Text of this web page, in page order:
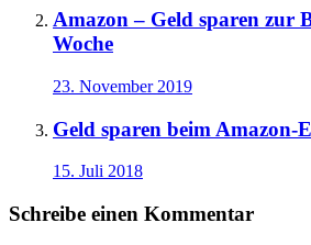
Amazon – Geld sparen zur
Woche
23. November 2019
Geld sparen beim Amazon-
15. Juli 2018
Schreibe einen Kommentar